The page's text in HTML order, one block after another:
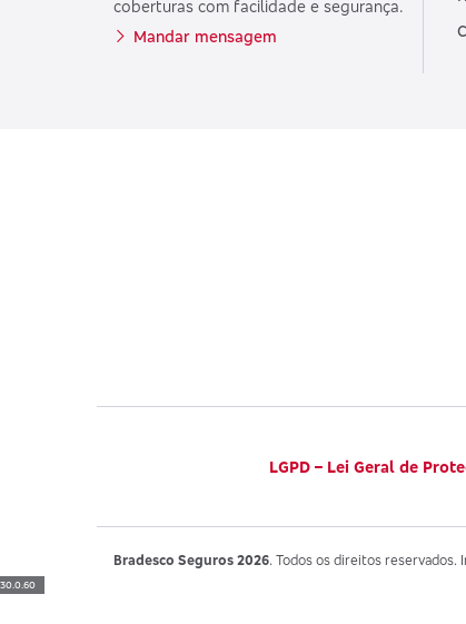
30.0.60
coberturas com facilidade e segurança.
Mandar mensagem
LGPD – Lei Geral de
Bradesco Seguros 2026. Todos os direitos reservados.